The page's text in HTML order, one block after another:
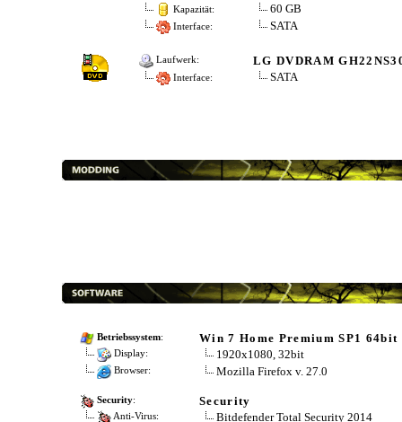
Kapazität: 60 GB
Interface: SATA
Laufwerk: LG DVDRAM
Interface: SATA
Betriebssystem: Win 7 Home Premium SP1 64bit
Display: 1920x1080, 32bit
Browser: Mozilla Firefox v. 27.0
Security: Security
Anti-Virus: Bitdefender Total Security 2014